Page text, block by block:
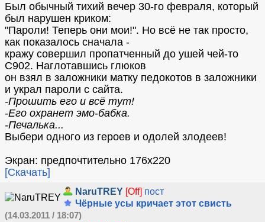
Был обычный тихий вечер 30-го февраля, который
был нарушен криком:
"Пароли! Теперь они мои!". Но всё не так просто,
как показалось сначала -
кражу совершил пропатченный до ушей чей-то
С902. Наглотавшись глюков
он взял в заложники матку педокотов в заложники
и украл пароли с сайта.
-Прошить его и всё тут!
-Его охранет эмо-бабка.
-Печалька...
Выбери одного из героев и одолей злодеев!
Экран: предпочтительно 176x220
[Скачать]
NaruTREY [Off] пост
Чёрные усы кричает этот свисть
(14.03.2011 / 18:07)